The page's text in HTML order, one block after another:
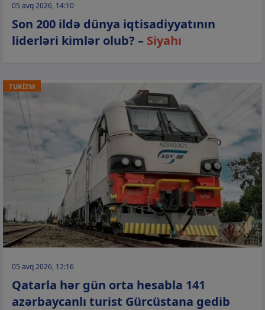
05 avq 2026, 14:10
Son 200 ildə dünya iqtisadiyyatının
liderləri kimlər olub? – Siyahı
TURİZM
05 avq 2026, 12:16
Qatarla hər gün orta hesabla 141
azərbaycanlı turist Gürcüstana gedib